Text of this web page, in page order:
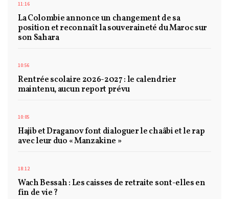
11:16
La Colombie annonce un changement de sa
position et reconnaît la souveraineté du Maroc sur
son Sahara
10:56
Rentrée scolaire 2026-2027 : le calendrier
maintenu, aucun report prévu
10:05
Hajib et Draganov font dialoguer le chaâbi et le rap
avec leur duo « Manzakine »
18:12
Wach Bessah : Les caisses de retraite sont-elles en
fin de vie ?